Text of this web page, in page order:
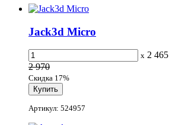
Jack3d Micro
x 2 465
2 970
Скидка 17%
Артикул: 524957